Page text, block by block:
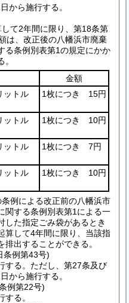
から施行する。
て2年間に限り、第18条第
は、改正後の八幡浜市廃棄
る条例別表第1の規定にかか
金額
ットル
1枚につき 15円
ットル
1枚につき 10円
ットル
1枚につき 7円
ットル
1枚につき 10円
例による改正前の八幡浜市
関する条例別表第1による一
した指定ごみ袋があるとき
算して4年間に限り、当該指
出することができる。
条例第43号)
る。 ただし、第27条及び
から施行する。
例第22号)
る。